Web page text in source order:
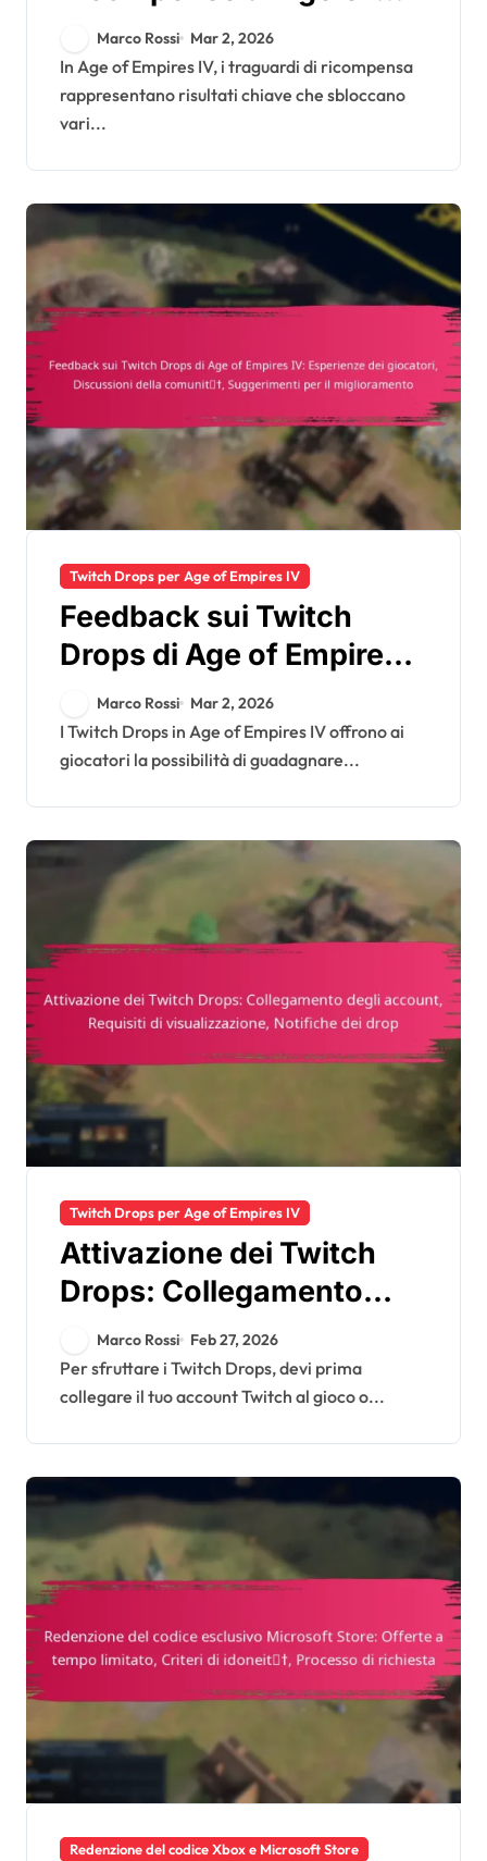
Empires IV: Monitoraggio
dei traguardi, Sblocco dei
bonus, Riconoscimento
della comunità
Marco Rossi Mar 2, 2026
In Age of Empires IV, i traguardi di ricompensa
rappresentano risultati chiave che sbloccano
vari...
Twitch Drops per Age of Empires IV
Feedback sui Twitch
Drops di Age of Empires
IV: Esperienze dei
giocatori, Discussioni
della comunità,
Suggerimenti per il
miglioramento
Marco Rossi Mar 2, 2026
I Twitch Drops in Age of Empires IV offrono ai
giocatori la possibilità di guadagnare...
Twitch Drops per Age of Empires IV
Attivazione dei Twitch
Drops: Collegamento
degli account, Requisiti di
visualizzazione,
Notifiche dei drop
Marco Rossi Feb 27, 2026
Per sfruttare i Twitch Drops, devi prima
collegare il tuo account Twitch al gioco o...
Redenzione del codice Xbox e Microsoft Store